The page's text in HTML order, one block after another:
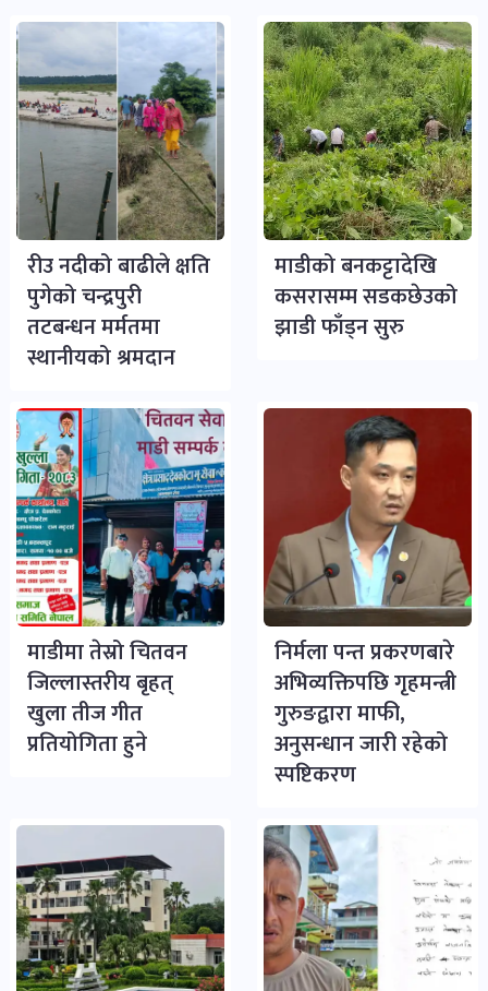
रीउ नदीको बाढीले क्षति
पुगेको चन्द्रपुरी
तटबन्धन मर्मतमा
स्थानीयको श्रमदान
माडीको बनकट्टादेखि
कसरासम्म सडकछेउको
झाडी फाँड्न सुरु
माडीमा तेस्रो चितवन
जिल्लास्तरीय बृहत्
खुला तीज गीत
प्रतियोगिता हुने
निर्मला पन्त प्रकरणबारे
अभिव्यक्तिपछि गृहमन्त्री
गुरुङद्वारा माफी,
अनुसन्धान जारी रहेको
स्पष्टिकरण